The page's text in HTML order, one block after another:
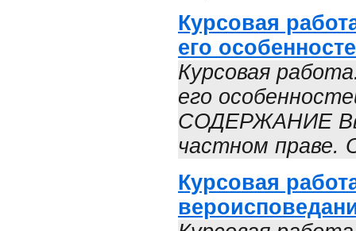
Курсовая
его
Курсовая
его
СОДЕРЖАНИЕ
частном праве.
Курсовая